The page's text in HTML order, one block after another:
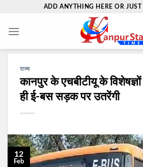
content
ADD ANYTHING HERE OR
राज्य
कानपुर के एचबीटीयू के
ही ई-बस सड़क पर उतरेंगी
12
Feb